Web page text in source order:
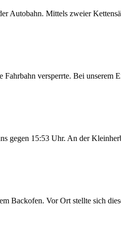
Autobahn. Mittels zweier
versperrte. Bei unserem
gegen 15:53 Uhr. An der
Vor Ort stellte sich